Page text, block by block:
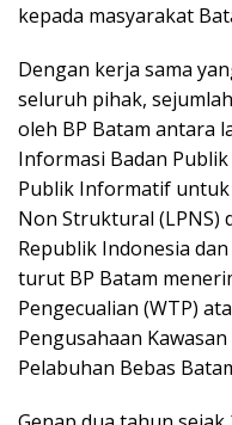
kepada masyarakat
Dengan kerja sama
seluruh pihak,
oleh BP Batam antara
Informasi Badan
Publik Informatif
Non Struktural (LPNS)
Republik Indonesia
turut BP Batam
Pengecualian (WTP)
Pengusahaan
Pelabuhan Bebas